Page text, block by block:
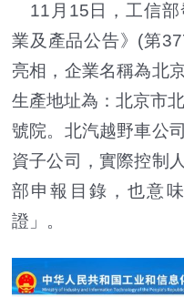
11月15日，工信部
業及產品公告》(第
亮相，企業名稱為北
生產地址為：北京市
號院。北汽越野車公
資子公司，實際控制
部申報目錄，也意
證」。